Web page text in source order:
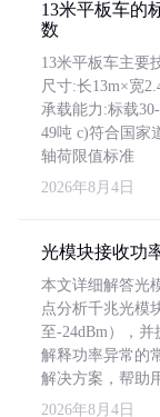
13米平板车的
数
13米平板车主要
尺寸:长13m×宽
承载能力:标载
49吨 c)符合国家
轴荷限值标准
2026年8月4日
光模块接收功
本文详细解答光
点分析千兆光模
至-24dBm），
解释功率异常的
解决方案，帮助
2026年8月4日